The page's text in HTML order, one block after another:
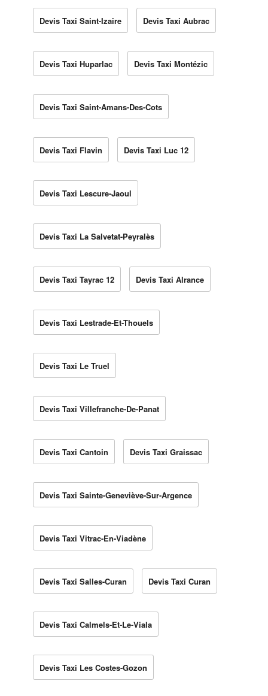
Devis Taxi Saint-Izaire Devis Taxi Aubrac
Devis Taxi Huparlac Devis Taxi Montézic
Devis Taxi Saint-Amans-Des-Cots
Devis Taxi Flavin Devis Taxi Luc 12
Devis Taxi Lescure-Jaoul
Devis Taxi La Salvetat-Peyralès
Devis Taxi Tayrac 12 Devis Taxi Alrance
Devis Taxi Lestrade-Et-Thouels
Devis Taxi Le Truel
Devis Taxi Villefranche-De-Panat
Devis Taxi Cantoin Devis Taxi Graissac
Devis Taxi Sainte-Geneviève-Sur-Argence
Devis Taxi Vitrac-En-Viadène
Devis Taxi Salles-Curan Devis Taxi Curan
Devis Taxi Calmels-Et-Le-Viala
Devis Taxi Les Costes-Gozon